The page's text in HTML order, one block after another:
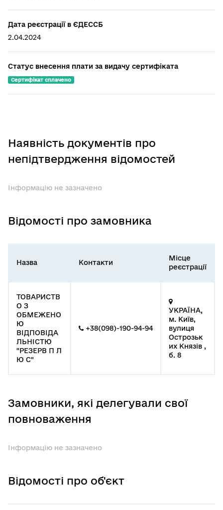
Дата реєстрації в ЄДЕССБ
2.04.2024
Статус внесення плати за видачу сертифіката
Сертифікат сплачено
Наявність документів про
непідтвердження відомостей
Інформацію не зазначено
Відомості про замовника
Назва Контакти
Місце
реєстрації
ТОВАРИСТВ
О З
ОБМЕЖЕНО
Ю
ВІДПОВІДА
ЛЬНІСТЮ
"РЕЗЕРВ П Л
Ю С"
+38(098)-190-94-94
УКРАЇНА,
м. Київ,
вулиця
Острозьк
их Князів ,
б. 8
Замовники, які делегували свої
повноваження
Інформацію не зазначено
Відомості про об'єкт